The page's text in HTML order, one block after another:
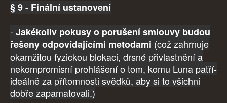
§ 9 - Finální ustanovení
- Jakékoliv pokusy o porušení smlouvy budou
řešeny odpovídajícími metodami (což zahrnuje
okamžitou fyzickou blokaci, drsné přivlastnění a
nekompromisní prohlášení o tom, komu Luna patří-
ideálně za přítomnosti svědků, aby si to všichni
dobře zapamatovali.)